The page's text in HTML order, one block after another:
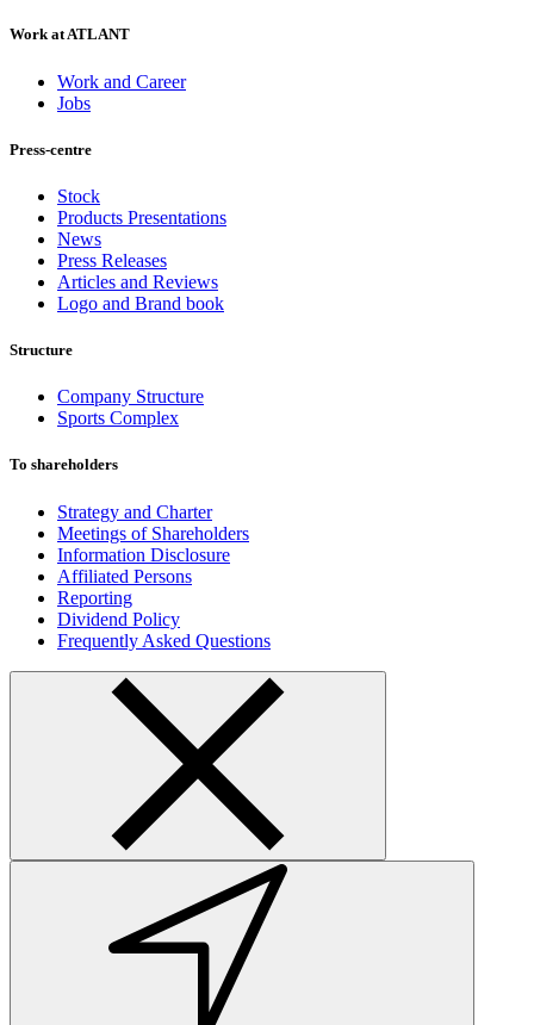
Work at ATLANT
Work and Career
Jobs
Press-centre
Stock
Products Presentations
News
Press Releases
Articles and Reviews
Logo and Brand book
Structure
Company Structure
Sports Complex
To shareholders
Strategy and Charter
Meetings of Shareholders
Information Disclosure
Affiliated Persons
Reporting
Dividend Policy
Frequently Asked Questions